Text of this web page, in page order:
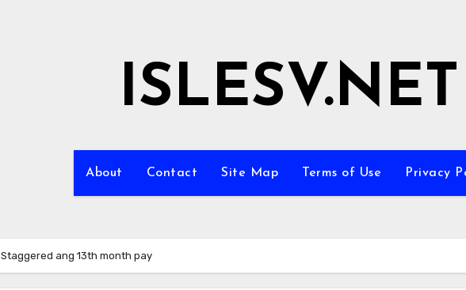
ISLESV.NET
About Contact Site Map Terms of Use Privacy
Staggered ang 13th month pay